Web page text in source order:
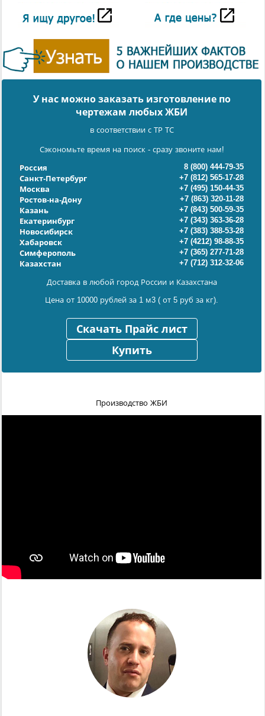
У нас можно заказать изготовление по
чертежам любых ЖБИ
в соответствии с ТР ТС
Сэкономьте время на поиск - сразу звоните нам!
Россия
8 (800) 444-79-35
Санкт-Петербург
+7 (812) 565-17-28
Москва
+7 (495) 150-44-35
Ростов-на-Дону
+7 (863) 320-11-28
Казань
+7 (843) 500-59-35
Екатеринбург
+7 (343) 363-36-28
Новосибирск
+7 (383) 388-53-28
Хабаровск
+7 (4212) 98-88-35
Симферополь
+7 (365) 277-71-28
Казахстан
+7 (712) 312-32-06
Доставка в любой город России и Казахстана
Цена от 10000 рублей за 1 м3 ( от 5 руб за кг).
Скачать Прайс лист
Купить
Производство ЖБИ